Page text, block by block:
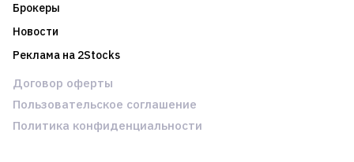
Брокеры
Новости
Реклама на 2Stocks
Договор оферты
Пользовательское соглашение
Политика конфиденциальности